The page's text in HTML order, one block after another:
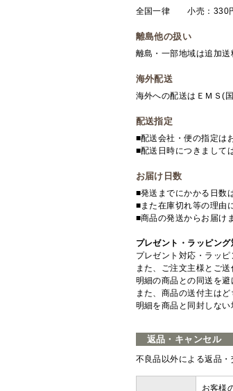
全国一律 小売：
離島他の扱い
離島・一部地域は追加
海外配送
海外への配送はＥＭＳ(
配送指定
■配送会社・便の指定は
■配送日時につきまして
お届け日数
■発送までにかかる日数
■また在庫切れ等の理由
■商品の発送からお届け
プレゼント・ラッピング
プレゼント対応・ラッピ
また、ご注文主様とご
明細の商品との同送を
また、商品の送付主は
明細を商品と同封しな
返品・キャンセル
不良品以外による返品
お客様